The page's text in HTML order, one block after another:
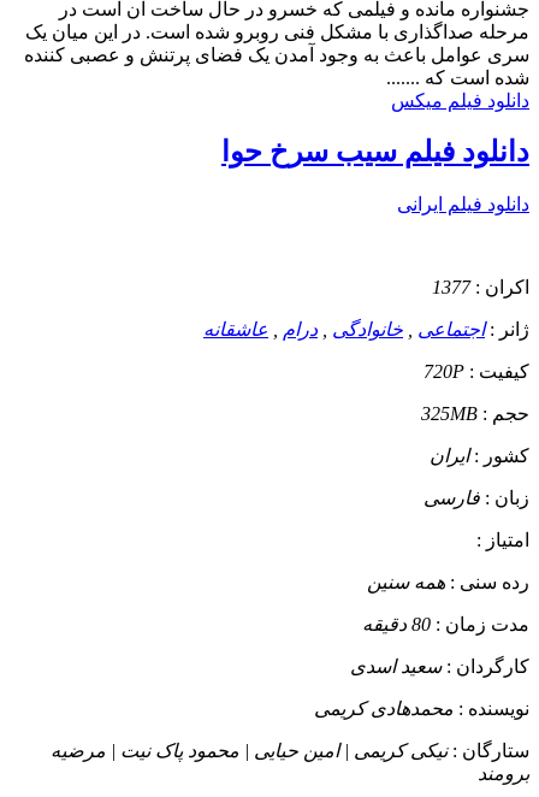
جشنواره مانده و فیلمی که خسرو در حال ساخت آن است در
مرحله صداگذاری با مشکل فنی روبرو شده است. در این میان یک
سری عوامل باعث به وجود آمدن یک فضای پرتنش و عصبی کننده
شده است که .......
دانلود فیلم میکس
دانلود فیلم سیب سرخ حوا
دانلود فیلم ایرانی
اکران :1377
ژانر :اجتماعی خانوادگی درام عاشقانه
کیفیت : 720P
حجم : 325MB
کشور :ایران
زبان : فارسی
امتیاز :
رده سنی : همه سنین
مدت زمان : 80 دقیقه
کارگردان :سعید اسدی
نویسنده : محمدهادی کریمی
ستارگان :نیکی کریمی | امین حیایی | محمود پاک نیت | مرضیه
برومند